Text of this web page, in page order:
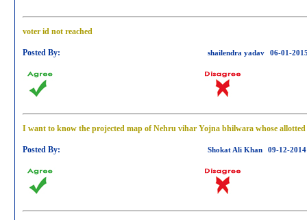
voter id not reached
Posted By: shailendra yadav 06-01-
I want to know the projected map of Nehru vihar Yojna bhilwara whose
Posted By: Shokat Ali Khan 09-12-